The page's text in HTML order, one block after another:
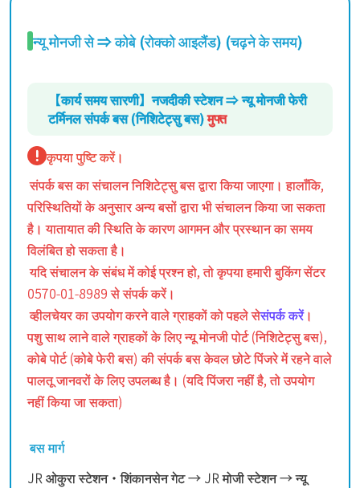
न्यू मोनजी से ⇒ कोबे (रोक्को आइलैंड) (चढ़ने के समय)
【कार्य समय सारणी】नजदीकी स्टेशन ⇒ न्यू मोनजी फेरी
टर्मिनल संपर्क बस (निशिटेट्सु बस)मुफ्त
कृपया पुष्टि करें।
संपर्क बस का संचालन निशिटेट्सु बस द्वारा किया जाएगा। हालाँकि,
परिस्थितियों के अनुसार अन्य बसों द्वारा भी संचालन किया जा सकता
है। यातायात की स्थिति के कारण आगमन और प्रस्थान का समय
विलंबित हो सकता है।
यदि संचालन के संबंध में कोई प्रश्न हो, तो कृपया हमारी बुकिंग सेंटर
0570-01-8989 से संपर्क करें।
व्हीलचेयर का उपयोग करने वाले ग्राहकों को पहले सेसंपर्क करें।
पशु साथ लाने वाले ग्राहकों के लिए न्यू मोनजी पोर्ट (निशिटेट्सु बस),
कोबे पोर्ट (कोबे फेरी बस) की संपर्क बस केवल छोटे पिंजरे में रहने वाले
पालतू जानवरों के लिए उपलब्ध है। (यदि पिंजरा नहीं है, तो उपयोग
नहीं किया जा सकता)
बस मार्ग
JR ओकुरा स्टेशन・शिंकानसेन गेट → JR मोजी स्टेशन → न्यू